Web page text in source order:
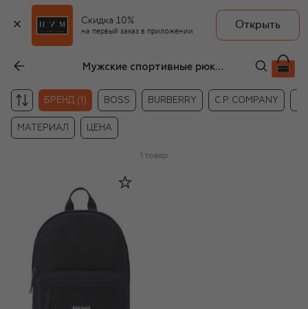
Скидка 10%
на первый заказ в приложении
Открыть
Мужские спортивные рюкзаки Palm Angels
БРЕНД (1) BOSS BURBERRY C.P. COMPANY
МАТЕРИАЛ ЦЕНА
1 товар